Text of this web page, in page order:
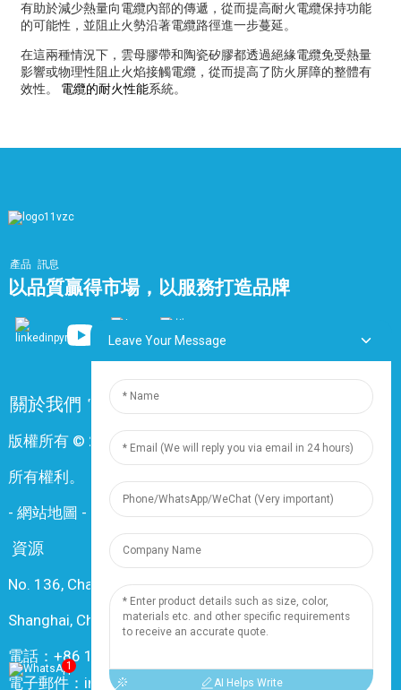
有助於減少熱量向電纜內部的傳遞，從而提高耐火電纜保持功能
的可能性，並阻止火勢沿著電纜路徑進一步蔓延。
在這兩種情況下，雲母膠帶和陶瓷矽膠都透過絕緣電纜免受熱量
影響或物理性阻止火焰接觸電纜，從而提高了防火屏障的整體有
效性。 電纜的耐火性能系統。
產品 訊息
以品質贏得市場，以服務打造品牌
關於我們 常問問題
版權所有 © 2024 上海鼎尊電氣電纜股份有限公司。保留
所有權利。
- 網站地圖 - Resource
資源
No. 136, Changxiang Rd., Nanxiang Town, 201802,
Shanghai, China
電話：+86 18019377761
電子郵件：info@dingzuncable.com
1
Leave Your Message
AI Helps Write